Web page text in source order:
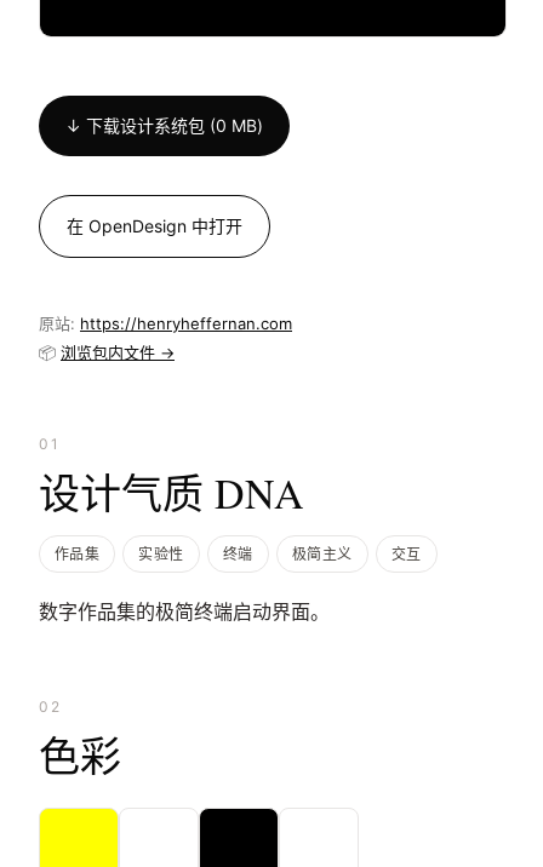
↓ 下载设计系统包 (0 MB)
在 OpenDesign 中打开
原站: https://henryheffernan.com
📦 浏览包内文件 →
01
设计气质 DNA
作品集 实验性 终端 极简主义 交互
数字作品集的极简终端启动界面。
02
色彩